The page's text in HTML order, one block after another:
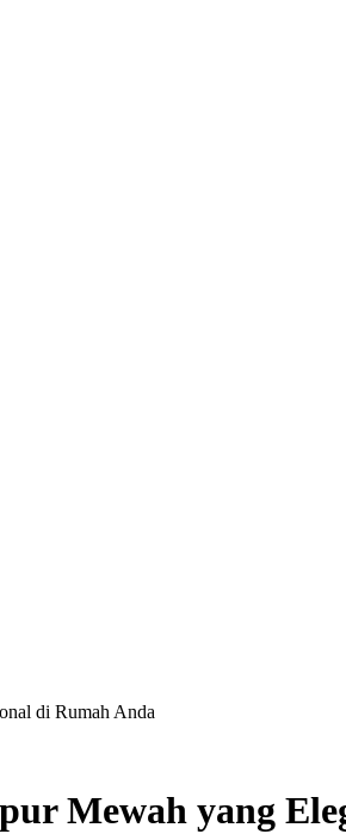
di Rumah Anda
Mewah yang